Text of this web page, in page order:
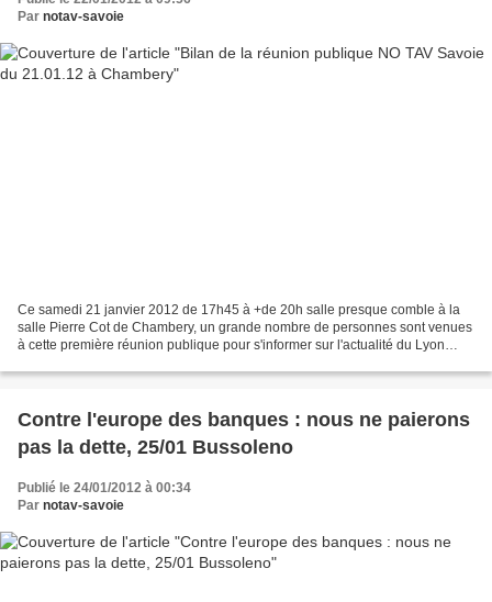
Par notav-savoie
Ce samedi 21 janvier 2012 de 17h45 à +de 20h salle presque comble à la
salle Pierre Cot de Chambery, un grande nombre de personnes sont venues
à cette première réunion publique pour s'informer sur l'actualité du Lyon
Contre l'europe des banques : nous ne paierons
pas la dette, 25/01 Bussoleno
Publié le 24/01/2012 à 00:34
Par notav-savoie